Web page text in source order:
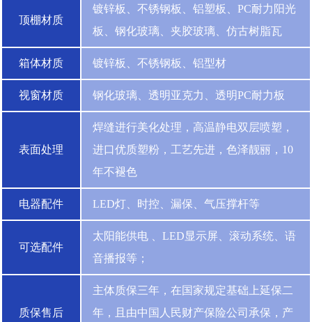
顶棚材质
镀锌板、不锈钢板、铝塑板、PC耐力阳光
板、钢化玻璃、夹胶玻璃、仿古树脂瓦
箱体材质 镀锌板、不锈钢板、铝型材
视窗材质 钢化玻璃、透明亚克力、透明PC耐力板
表面处理
焊缝进行美化处理，高温静电双层喷塑，
进口优质塑粉，工艺先进，色泽靓丽，10
年不褪色
电器配件 LED灯、时控、漏保、气压撑杆等
可选配件
太阳能供电 、LED显示屏、滚动系统、语
音播报等；
质保售后
主体质保三年，在国家规定基础上延保二
年，且由中国人民财产保险公司承保，产